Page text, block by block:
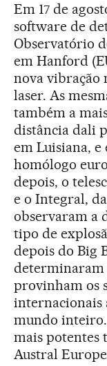
Em 17 de
software de
Observatório
em Hanford
nova vibração
laser. As
também a
distância dali
em Luisiana, e
homólogo
depois, o
e o Integral,
observaram a
tipo de
depois do Big
determinaram
provinham os
internacionais
mundo
mais potentes
Austral